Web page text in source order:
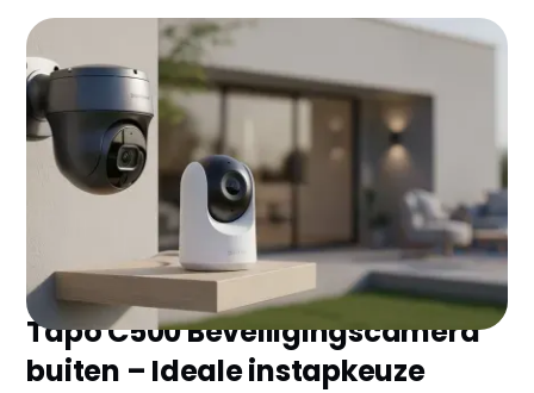
Zoek je de beste ip camera zonder eindeloos te
vergelijken? Wij hebben de 7 topmodellen van 2026
voor je geselecteerd en de belangrijkste plus- en
minpunten op een rij gezet. Ontdek snel welke het
beste bij jou past!
Tapo C500 Beveiligingscamera
buiten – Ideale instapkeuze
Veelgestelde vragen over ip camera